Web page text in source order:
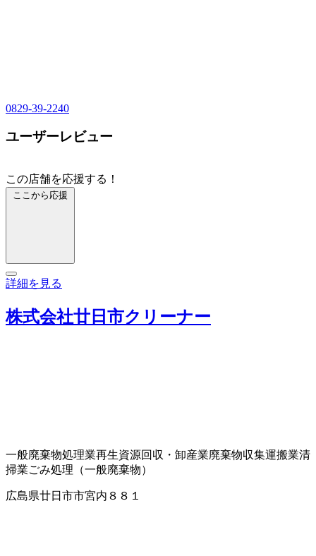
0829-39-2240
ユーザーレビュー
この店舗を応援する！
ここから応援
詳細を見る
株式会社廿日市クリーナー
一般廃棄物処理業再生資源回収・卸産業廃棄物収集運搬業清
掃業ごみ処理（一般廃棄物）
広島県廿日市市宮内８８１